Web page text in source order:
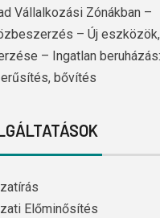
Vállalkozási Zónákban –
– Új
– Ingatlan beruházás:
bővítés
Előminősítés